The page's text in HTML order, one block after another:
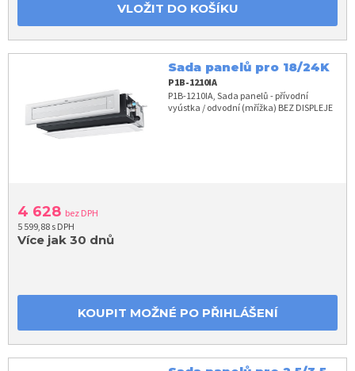
VLOŽIT DO KOŠÍKU
Sada panelů pro 18/24K
P1B-1210IA
P1B-1210IA, Sada panelů - přívodní
vyústka / odvodní (mřížka) BEZ DISPLEJE
4 628 bez DPH
5 599,88 s DPH
Více jak 30 dnů
KOUPIT MOŽNÉ PO PŘIHLÁŠENÍ